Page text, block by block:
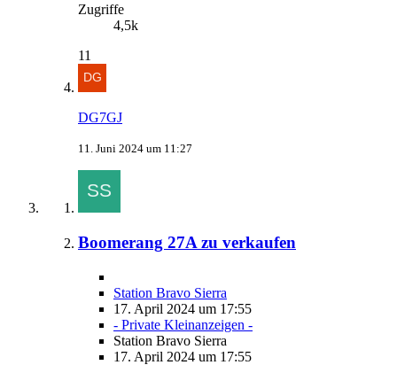
Zugriffe
4,5k
11
DG7GJ
11. Juni 2024 um 11:27
Boomerang 27A zu verkaufen
Station Bravo Sierra
17. April 2024 um 17:55
- Private Kleinanzeigen -
Station Bravo Sierra
17. April 2024 um 17:55